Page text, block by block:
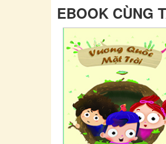
EBOOK CÙNG